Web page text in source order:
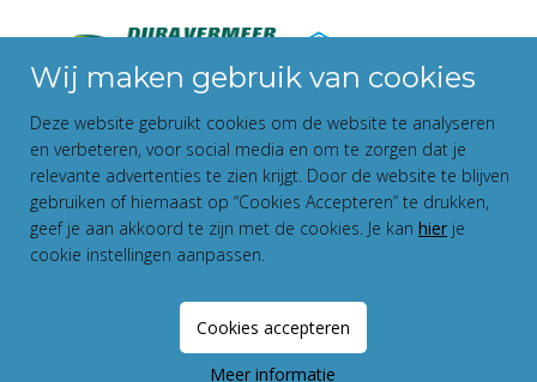
Privacy Statement
Fundament All Media
Wij maken gebruik van cookies
Deze website gebruikt cookies om de website te analyseren
en verbeteren, voor social media en om te zorgen dat je
relevante advertenties te zien krijgt. Door de website te blijven
gebruiken of hiernaast op “Cookies Accepteren” te drukken,
geef je aan akkoord te zijn met de cookies. Je kan hier je
cookie instellingen aanpassen.
Cookies accepteren
Meer informatie